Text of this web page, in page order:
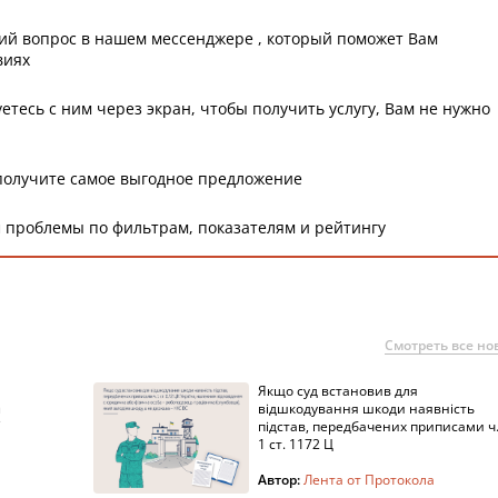
вопрос в нашем мессенджере , который поможет Вам
с ним через экран, чтобы получить услугу, Вам не нужно
самое выгодное предложение
по фильтрам, показателям и рейтингу
Смотреть все
Якщо суд встановив для
відшкодування шкоди наявність
підстав, передбачених приписами ч.
1 ст. 1172 Ц
Автор:Лента от Протокола